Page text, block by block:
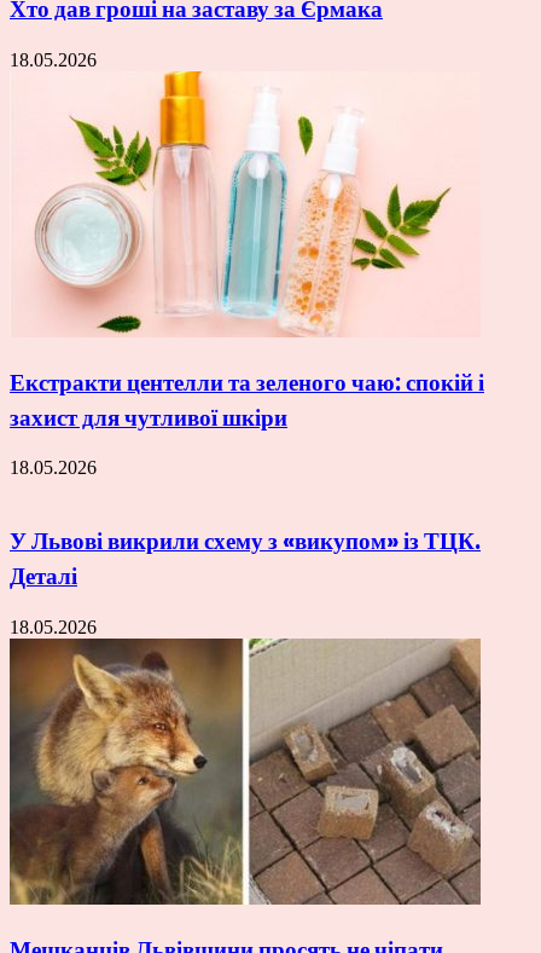
Хто дав гроші на заставу за Єрмака
18.05.2026
Екстракти центелли та зеленого чаю: спокій і
захист для чутливої шкіри
18.05.2026
У Львові викрили схему з «викупом» із ТЦК.
Деталі
18.05.2026